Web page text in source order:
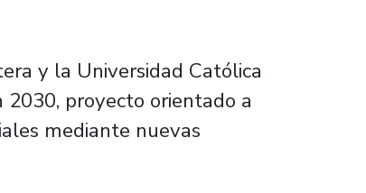
y la Universidad Católica
proyecto orientado a
mediante nuevas